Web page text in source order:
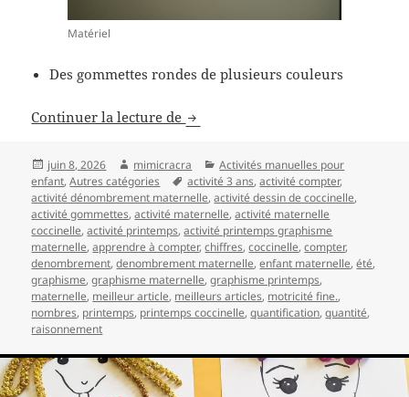
Matériel
Des gommettes rondes de plusieurs couleurs
Continuer la lecture de Coccinelle de printemps pour
Publié
le
juin 8, 2026 Auteur
mimicracra Catégories
Activités manuelles pour
enfant,Autres catégories
Mots-
clés
activité 3 ans,activité compter,
activité dénombrement maternelle,activité dessin de coccinelle,
activité gommettes,activité maternelle,activité maternelle
coccinelle,activité printemps,activité printemps graphisme
maternelle,apprendre à compter,chiffres,coccinelle,compter,
denombrement,denombrement maternelle,enfant maternelle,été,
graphisme,graphisme maternelle,graphisme printemps,
maternelle, meilleur article, meilleurs articles, motricité fine.,
nombres, printemps, printemps coccinelle,quantification,quantité,
raisonnement